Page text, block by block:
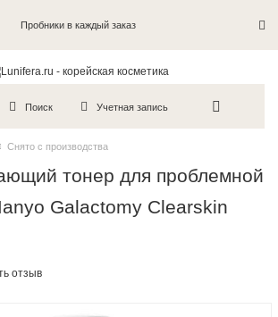
Пробники в каждый заказ
Поиск Учетная запись
Снято с производства
тонер для проблемной
Galactomy Clearskin
отзыв